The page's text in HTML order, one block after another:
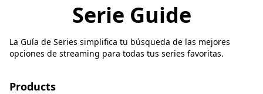
Serie Guide
La Guía de Series simplifica tu búsqueda de las mejores
opciones de streaming para todas tus series favoritas.
Products